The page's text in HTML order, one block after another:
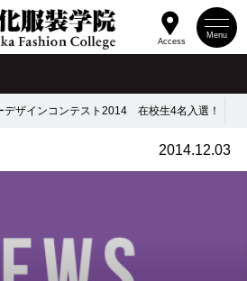
Menu
Access
デザインコンテスト2014 在校生4名入選！
2014.12.03